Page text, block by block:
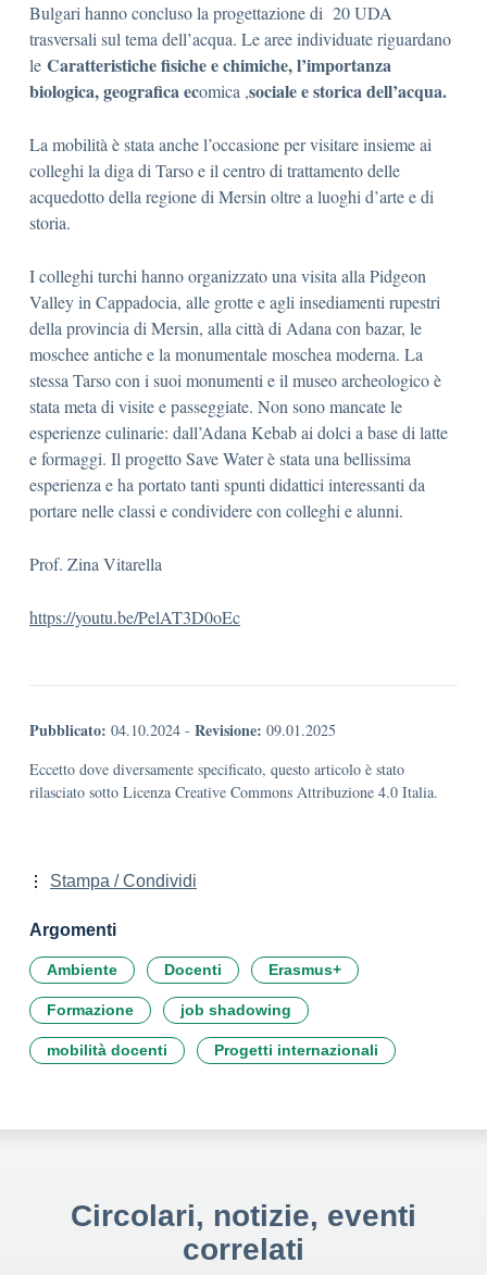
Bulgari hanno concluso la progettazione di 20 UDA
trasversali sul tema dell’acqua. Le aree individuate riguardano
le Caratteristiche fisiche e chimiche, l’importanza
biologica,geografica ecomica ,sociale e storica dell’acqua.
La mobilità è stata anche l’occasione per visitare insieme ai
colleghi la diga di Tarso e il centro di trattamento delle
acquedotto della regione di Mersin oltre a luoghi d’arte e di
storia.
I colleghi turchi hanno organizzato una visita alla Pidgeon
Valley in Cappadocia, alle grotte e agli insediamenti rupestri
della provincia di Mersin, alla città di Adana con bazar, le
moschee antiche e la monumentale moschea moderna. La
stessa Tarso con i suoi monumenti e il museo archeologico è
stata meta di visite e passeggiate. Non sono mancate le
esperienze culinarie: dall’Adana Kebab ai dolci a base di latte
e formaggi. Il progetto Save Water è stata una bellissima
esperienza e ha portato tanti spunti didattici interessanti da
portare nelle classi e condividere con colleghi e alunni.
Prof. Zina Vitarella
https://youtu.be/PelAT3D0oEc
Pubblicato: 04.10.2024 - Revisione: 09.01.2025
Eccetto dove diversamente specificato, questo articolo è stato
rilasciato sotto Licenza Creative Commons Attribuzione 4.0 Italia.
Stampa / Condividi
Argomenti
Ambiente Docenti Erasmus+
Formazione job shadowing
mobilità docenti Progetti internazionali
Circolari, notizie, eventi
correlati